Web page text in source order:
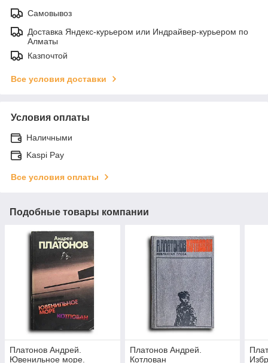
Самовывоз
Доставка Яндекс-курьером или Индрайвер-курьером по
Алматы
Казпочтой
Все условия доставки
Условия оплаты
Наличными
Kaspi Pay
Все условия оплаты
Подобные товары компании
Платонов Андрей.
Ювенильное море.
Платонов Андрей.
Котлован